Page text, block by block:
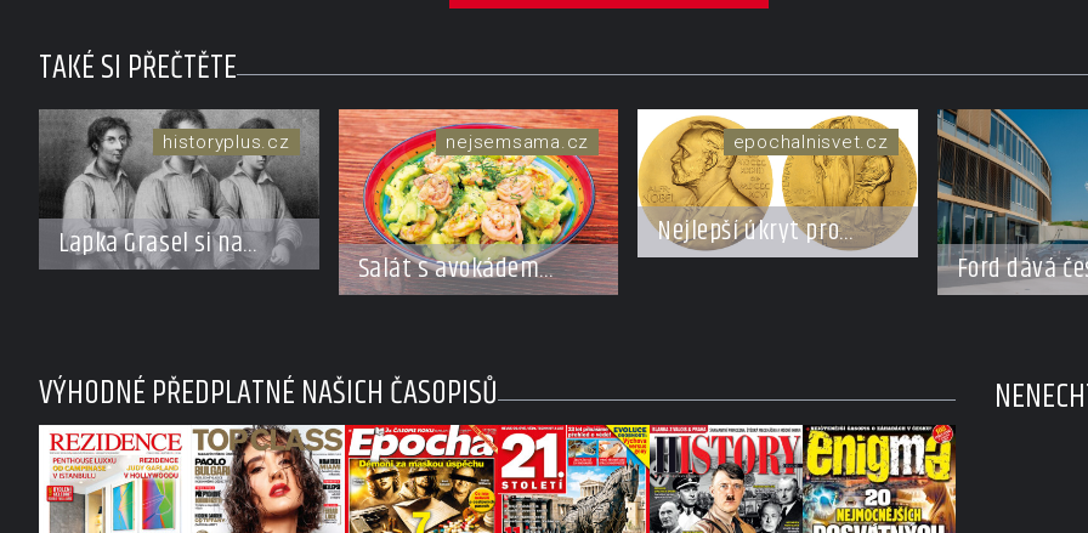
TAKÉ SI PŘEČTĚTE
Lapka Grasel si na
panstvo netroufl?
historyplus.cz
Salát s avokádem
a krevetkami
nejsemsama.cz
Nejlepší úkryt pro
Nobelovy ceny?
epochalnisvet.cz
Ford dává
do pohybu.
VÝHODNÉ PŘEDPLATNÉ NAŠICH ČASOPISŮ